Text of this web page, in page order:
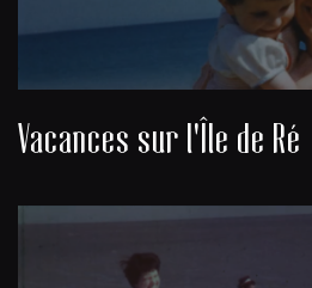
Vacances sur l'Île de Ré